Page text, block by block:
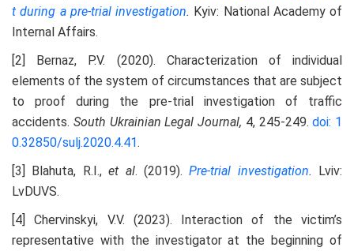
t during a pre-trial investigation. Kyiv: National Academy of
Internal Affairs.
[2] Bernaz, P.V. (2020). Characterization of individual
elements of the system of circumstances that are subject
to proof during the pre-trial investigation of traffic
accidents. South Ukrainian Legal Journal, 4, 245-249.doi: 1
0.32850/sulj.2020.4.41.
[3] Blahuta, R.I.,et al. (2019).Pre-trial investigation.
Lviv:
LvDUVS.
[4] Chervinskyi, V.V. (2023). Interaction of the victim’s
representative with the investigator at the beginning of